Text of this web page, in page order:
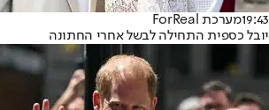
19:43מערכת ForReal
יובל כספית התחילה לבשל אחרי החתונה